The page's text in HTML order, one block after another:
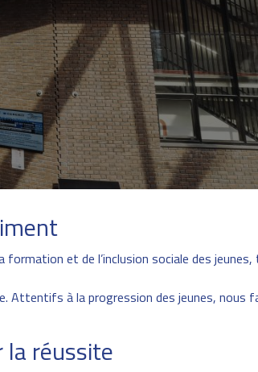
formation et de l’inclusion sociale des
Attentifs à la progression des jeunes, nous
réussite